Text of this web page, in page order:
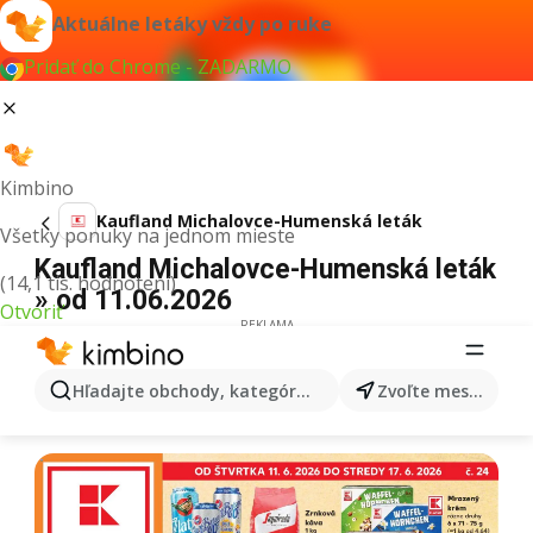
Aktuálne letáky vždy po ruke
Pridať do Chrome - ZADARMO
Kimbino
Všetky ponuky na jednom mieste
(14,1 tis. hodnotení)
Otvoriť
Hľadajte obchody, kategórie, produkty... Zvoľte mesto
Kaufland Michalovce-Humenská leták
Kaufland Michalovce-Humenská leták
» od 11.06.2026
REKLAMA